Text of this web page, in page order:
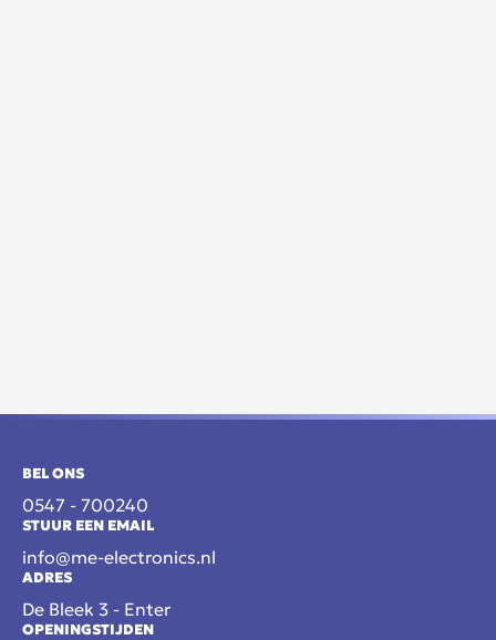
BEL ONS
0547 - 700240
STUUR EEN EMAIL
info@me-electronics.nl
ADRES
De Bleek 3 - Enter
OPENINGSTIJDEN